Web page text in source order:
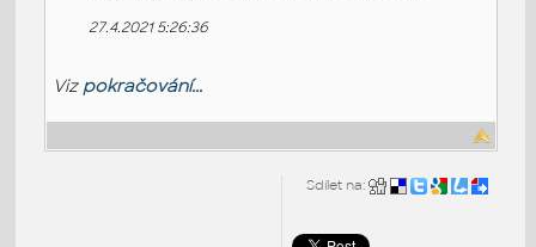
27.4.2021 5:26:36
Viz pokračování...
Sdílet na: